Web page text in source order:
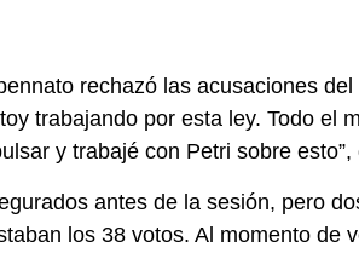
rechazó las acusaciones
trabajando por esta ley. Todo
y trabajé con Petri sobre
antes de la sesión, pero
los 38 votos. Al momento